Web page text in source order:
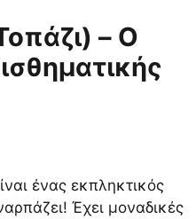
– Ο
ένας εκπληκτικός
Έχει μοναδικές